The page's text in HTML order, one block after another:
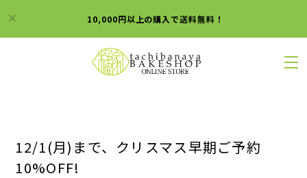
10,000円以上の購入で送料無料！
12/1(月)まで、クリスマス早期ご予約
10%OFF!